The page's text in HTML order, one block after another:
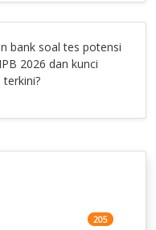
bank soal tes potensi
2026 dan kunci
terkini?
205